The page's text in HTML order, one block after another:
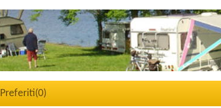
Preferiti(0)